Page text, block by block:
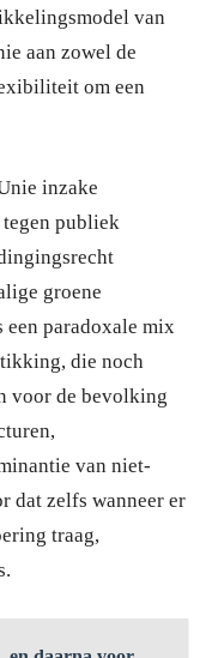
van
aan zowel de
om een
inzake
tegen publiek
groene
paradoxale mix
die noch
voor de bevolking
van niet-
dat zelfs wanneer er
traag,